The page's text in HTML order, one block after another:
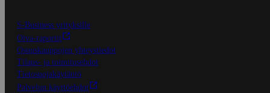
S-Business yrityksille
Oiva-raportit
Osuuskauppojen yhteystiedot
Tilaus- ja toimitusehdot
Tietosuojakäytäntö
Palvelun käyttöehdot